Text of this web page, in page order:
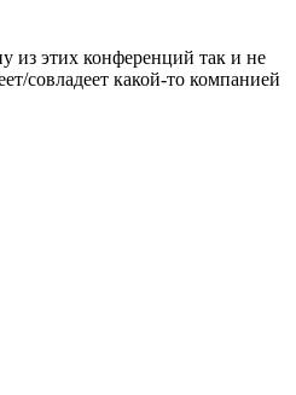
из этих конференций так и не
совладеет какой-то компанией